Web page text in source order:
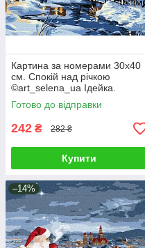
Картина за номерами 30х40
см. Спокій над річкою
©art_selena_ua Ідейка.
KHO6425
Готово до відправки
242 ₴ 282 ₴
Купити
–14%